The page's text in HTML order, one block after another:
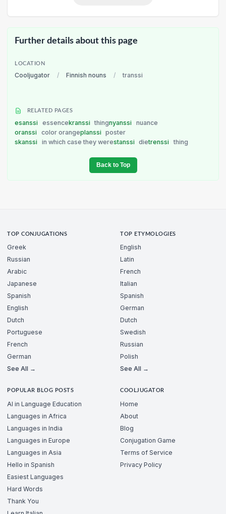
Further details about this page
LOCATION
Cooljugator / Finnish nouns / transsi
RELATED PAGES
esanssi essencekranssi thingnyanssi
nuance
oranssi
color orangeplanssi
poster
skanssi
in which case they werestanssi dietrenssi thing
Back to Top
TOP CONJUGATIONS
Greek
Russian
Arabic
Japanese
Spanish
English
Dutch
Portuguese
French
German
See All →
TOP ETYMOLOGIES
English
Latin
French
Italian
Spanish
German
Dutch
Swedish
Russian
Polish
See All →
POPULAR BLOG POSTS
AI in Language Education
Languages in Africa
Languages in India
Languages in Europe
Languages in Asia
Hello in Spanish
Easiest Languages
Hard Words
Thank You
COOLJUGATOR
Home
About
Blog
Conjugation Game
Terms of Service
Privacy Policy